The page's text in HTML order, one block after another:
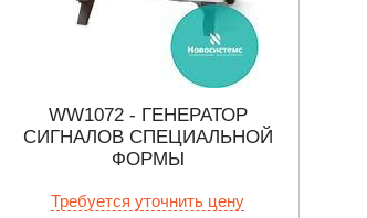
WW1072 - ГЕНЕРАТОР
СИГНАЛОВ СПЕЦИАЛЬНОЙ
ФОРМЫ
Требуется уточнить цену